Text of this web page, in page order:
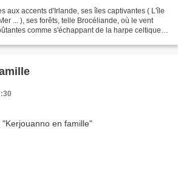
aux accents d'Irlande, ses îles captivantes ( L'île
... ), ses forêts, telle Brocéliande, où le vent
comme s'échappant de la harpe celtique